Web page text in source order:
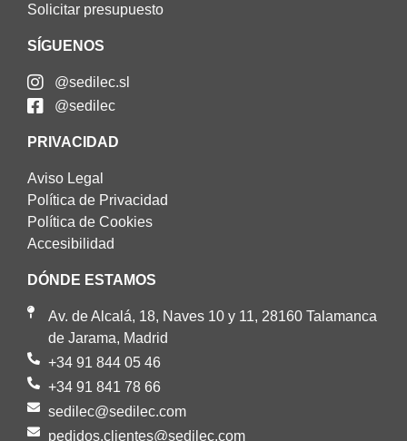
Solicitar presupuesto
SÍGUENOS
@sedilec.sl
@sedilec
PRIVACIDAD
Aviso Legal
Política de Privacidad
Política de Cookies
Accesibilidad
DÓNDE ESTAMOS
Av. de Alcalá, 18, Naves 10 y 11, 28160 Talamanca
de Jarama, Madrid
+34 91 844 05 46
+34 91 841 78 66
sedilec@sedilec.com
pedidos.clientes@sedilec.com